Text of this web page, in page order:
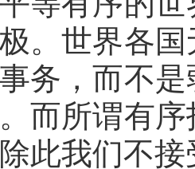
。世界各
务，而不
而所谓有
此我们不